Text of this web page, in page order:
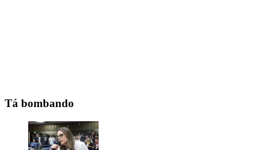
Tá bombando